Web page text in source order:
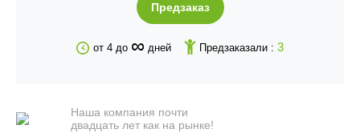
Предзаказ
от 4 до ∞ дней Предзаказали : 3
Наша компания почти
двадцать лет как на рынке!